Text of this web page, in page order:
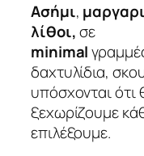
Ασήμι,
λίθοι,σε
minimal
δαχτυλίδια,
υπόσχονται ότι
ξεχωρίζουμε
επιλέξουμε.